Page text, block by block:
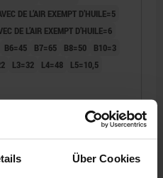
Über Cookies
DE L’AIR EXEMPT D’HUILE=5
DE L’AIR EXEMPT D’HUILE=6
B6=45 B7=65 B8=50
B10=3
L3=32 L4=48
L5=10,5